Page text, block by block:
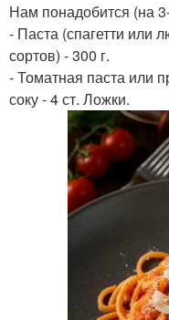
Нам понадобится (на
- Паста (спагетти или
сортов) - 300 г.
- Томатная паста или
соку - 4 ст. Ложки.